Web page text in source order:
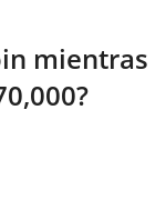
mientras